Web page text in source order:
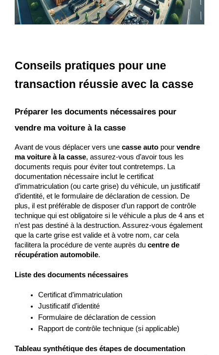
Conseils pratiques pour une
transaction réussie avec la casse
Préparer les documents nécessaires pour
vendre ma voiture à la casse
Avant de vous déplacer vers une casse auto pour vendre
ma voiture à la casse, assurez-vous d’avoir tous les
documents requis pour éviter tout contretemps. La
documentation nécessaire inclut le certificat
d’immatriculation (ou carte grise) du véhicule, un justificatif
d’identité, et le formulaire de déclaration de cession. De
plus, il est préférable de disposer d’un rapport de contrôle
technique qui est obligatoire si le véhicule a plus de 4 ans et
n’est pas destiné à la destruction. Assurez-vous également
que la carte grise est valide et à votre nom, car cela
facilitera la procédure de vente auprès du centre de
récupération automobile.
Liste des documents nécessaires
Certificat d’immatriculation
Justificatif d’identité
Formulaire de déclaration de cession
Rapport de contrôle technique (si applicable)
Tableau synthétique des étapes de documentation